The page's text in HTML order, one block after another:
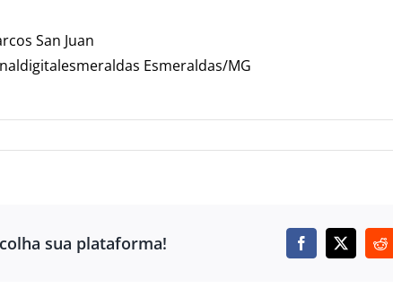
San Juan
Esmeraldas/MG
sua plataforma! Facebook
X